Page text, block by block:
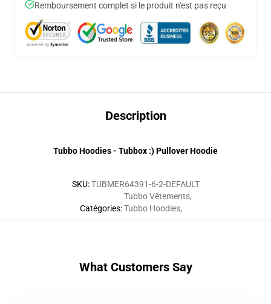
Remboursement complet si le produit n'est pas reçu
Description
Tubbo Hoodies - Tubbox :) Pullover Hoodie
SKU:TUBMER64391-6-2-DEFAULT
Catégories:
Tubbo Vêtements,
Tubbo Hoodies,
What Customers Say